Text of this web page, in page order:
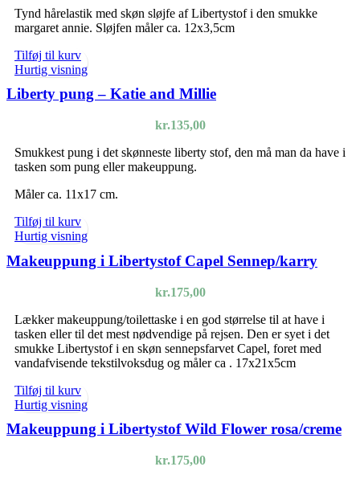
Tynd hårelastik med skøn sløjfe af Libertystof i den smukke
margaret annie. Sløjfen måler ca. 12x3,5cm
Tilføj til kurv
Hurtig visning
Liberty pung – Katie and Millie
kr.135,00
Smukkest pung i det skønneste liberty stof, den må man da have i
tasken som pung eller makeuppung.
Måler ca. 11x17 cm.
Tilføj til kurv
Hurtig visning
Makeuppung i Libertystof Capel Sennep/karry
kr.175,00
Lækker makeuppung/toilettaske i en god størrelse til at have i
tasken eller til det mest nødvendige på rejsen. Den er syet i det
smukke Libertystof i en skøn sennepsfarvet Capel, foret med
vandafvisende tekstilvoksdug og måler ca . 17x21x5cm
Tilføj til kurv
Hurtig visning
Makeuppung i Libertystof Wild Flower rosa/creme
kr.175,00